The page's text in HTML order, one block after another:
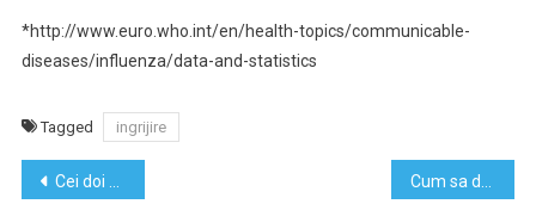
*http://www.euro.who.int/en/health-topics/communicable-
diseases/influenza/data-and-statistics
Tagged ingrijire
Navigare
Cei doi pasi spre implinirea personala!